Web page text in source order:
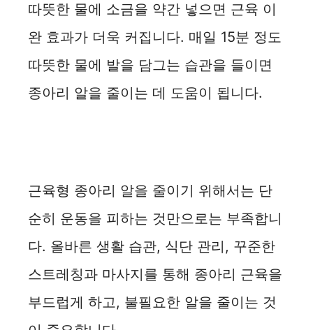
따뜻한 물에 소금을 약간 넣으면 근육 이
완 효과가 더욱 커집니다. 매일 15분 정도
따뜻한 물에 발을 담그는 습관을 들이면
종아리 알을 줄이는 데 도움이 됩니다.
근육형 종아리 알을 줄이기 위해서는 단
순히 운동을 피하는 것만으로는 부족합니
다. 올바른 생활 습관, 식단 관리, 꾸준한
스트레칭과 마사지를 통해 종아리 근육을
부드럽게 하고, 불필요한 알을 줄이는 것